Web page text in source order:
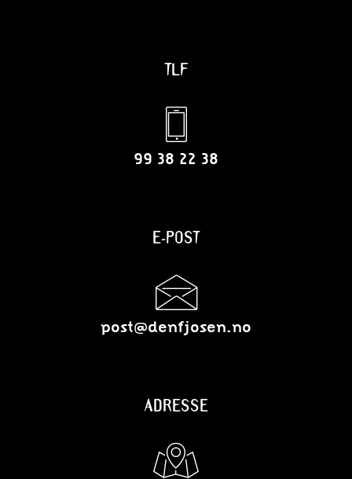
TLF
99 38 22 38
E-POST
post@denfjosen.no
ADRESSE